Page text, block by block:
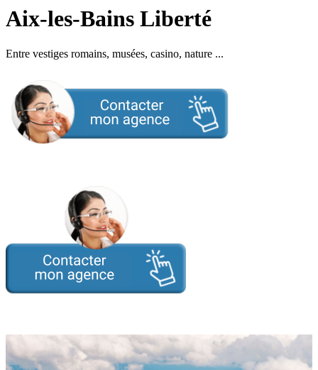
Aix-les-Bains Liberté
Entre vestiges romains, musées, casino, nature ...